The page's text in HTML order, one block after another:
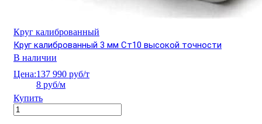
Круг калиброванный
Круг калиброванный 3 мм Ст10 высокой точности
В наличии
Цена:137 990 руб/т
8 руб/м
Купить